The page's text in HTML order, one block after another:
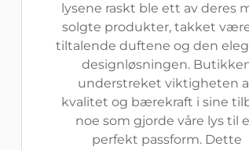
lysene raskt ble ett av deres
solgte produkter, takket
tiltalende duftene og den
designløsningen.
understreket viktigheten
kvalitet og bærekraft i sine
noe som gjorde våre lys til
perfekt passform. Dette